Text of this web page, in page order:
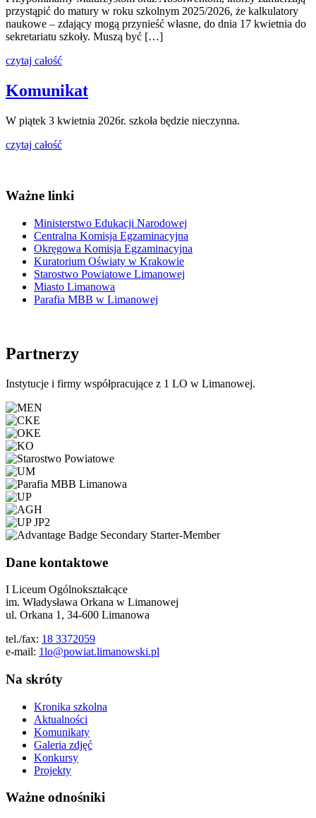
przystąpić do matury w roku szkolnym 2025/2026, że kalkulatory
naukowe – zdający mogą przynieść własne, do dnia 17 kwietnia do
sekretariatu szkoły. Muszą być […]
czytaj całość
Komunikat
W piątek 3 kwietnia 2026r. szkoła będzie nieczynna.
czytaj całość
Ważne linki
Ministerstwo Edukacji Narodowej
Centralna Komisja Egzaminacyjna
Okręgowa Komisja Egzaminacyjna
Kuratorium Oświaty w Krakowie
Starostwo Powiatowe Limanowej
Miasto Limanowa
Parafia MBB w Limanowej
Partnerzy
Instytucje i firmy współpracujące z 1 LO w Limanowej.
Dane kontaktowe
I Liceum Ogólnokształcące
im. Władysława Orkana w Limanowej
ul. Orkana 1, 34-600 Limanowa
tel./fax: 18 3372059
e-mail: 1lo@powiat.limanowski.pl
Na skróty
Kronika szkolna
Aktualności
Komunikaty
Galeria zdjęć
Konkursy
Projekty
Ważne odnośniki